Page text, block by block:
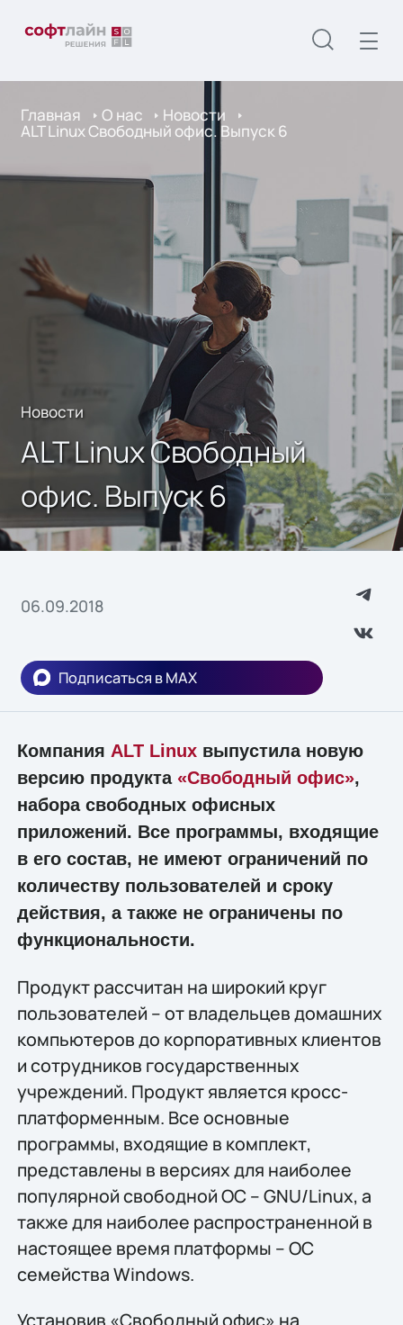
Главная О нас Новости
ALT Linux Свободный офис. Выпуск 6
Новости
ALT Linux Свободный
офис. Выпуск 6
06.09.2018
Подписаться в MAX
Компания ALT Linuxвыпустила новую
версию продукта «Свободный офис»,
набора свободных офисных
приложений. Все программы, входящие
в его состав, не имеют ограничений по
количеству пользователей и сроку
действия, а также не ограничены по
функциональности.
Продукт рассчитан на широкий круг
пользователей – от владельцев домашних
компьютеров до корпоративных клиентов
и сотрудников государственных
учреждений. Продукт является кросс-
платформенным. Все основные
программы, входящие в комплект,
представлены в версиях для наиболее
популярной свободной ОС – GNU/Linux, а
также для наиболее распространенной в
настоящее время платформы – ОС
семейства Windows.
Установив «Свободный офис» на